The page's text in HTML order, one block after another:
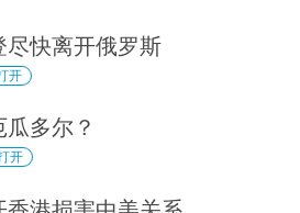
快离开俄罗斯
开
多尔？
开